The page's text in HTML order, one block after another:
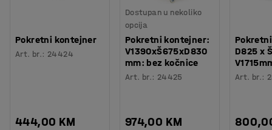
Pokretni kontejner
Art. br.: 24424
444,00 KM
Dostupan u nekoliko
opcija
Pokretni kontejner:
V1390xŠ675xD830
mm: bez kočnice
Art. br.: 24425
974,00 KM
D825 x
Art. br.: